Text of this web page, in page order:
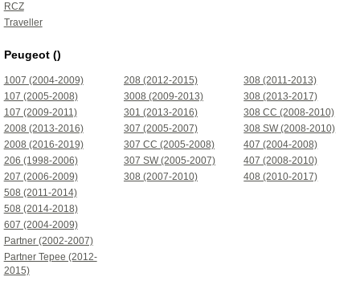
RCZ
Traveller
Peugeot ()
1007 (2004-2009)
107 (2005-2008)
107 (2009-2011)
2008 (2013-2016)
2008 (2016-2019)
206 (1998-2006)
207 (2006-2009)
208 (2012-2015)
3008 (2009-2013)
301 (2013-2016)
307 (2005-2007)
307 CC (2005-2008)
307 SW (2005-2007)
308 (2007-2010)
308 (2011-2013)
308 (2013-2017)
308 CC (2008-2010)
308 SW (2008-2010)
407 (2004-2008)
407 (2008-2010)
408 (2010-2017)
508 (2011-2014)
508 (2014-2018)
607 (2004-2009)
Partner (2002-2007)
Partner Tepee (2012-
2015)